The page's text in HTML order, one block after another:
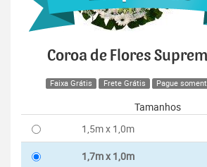
Coroa de Flores
Faixa Grátis Frete Grátis Pague
Tamanhos
1,5m x 1,0m
1,7m x 1,0m